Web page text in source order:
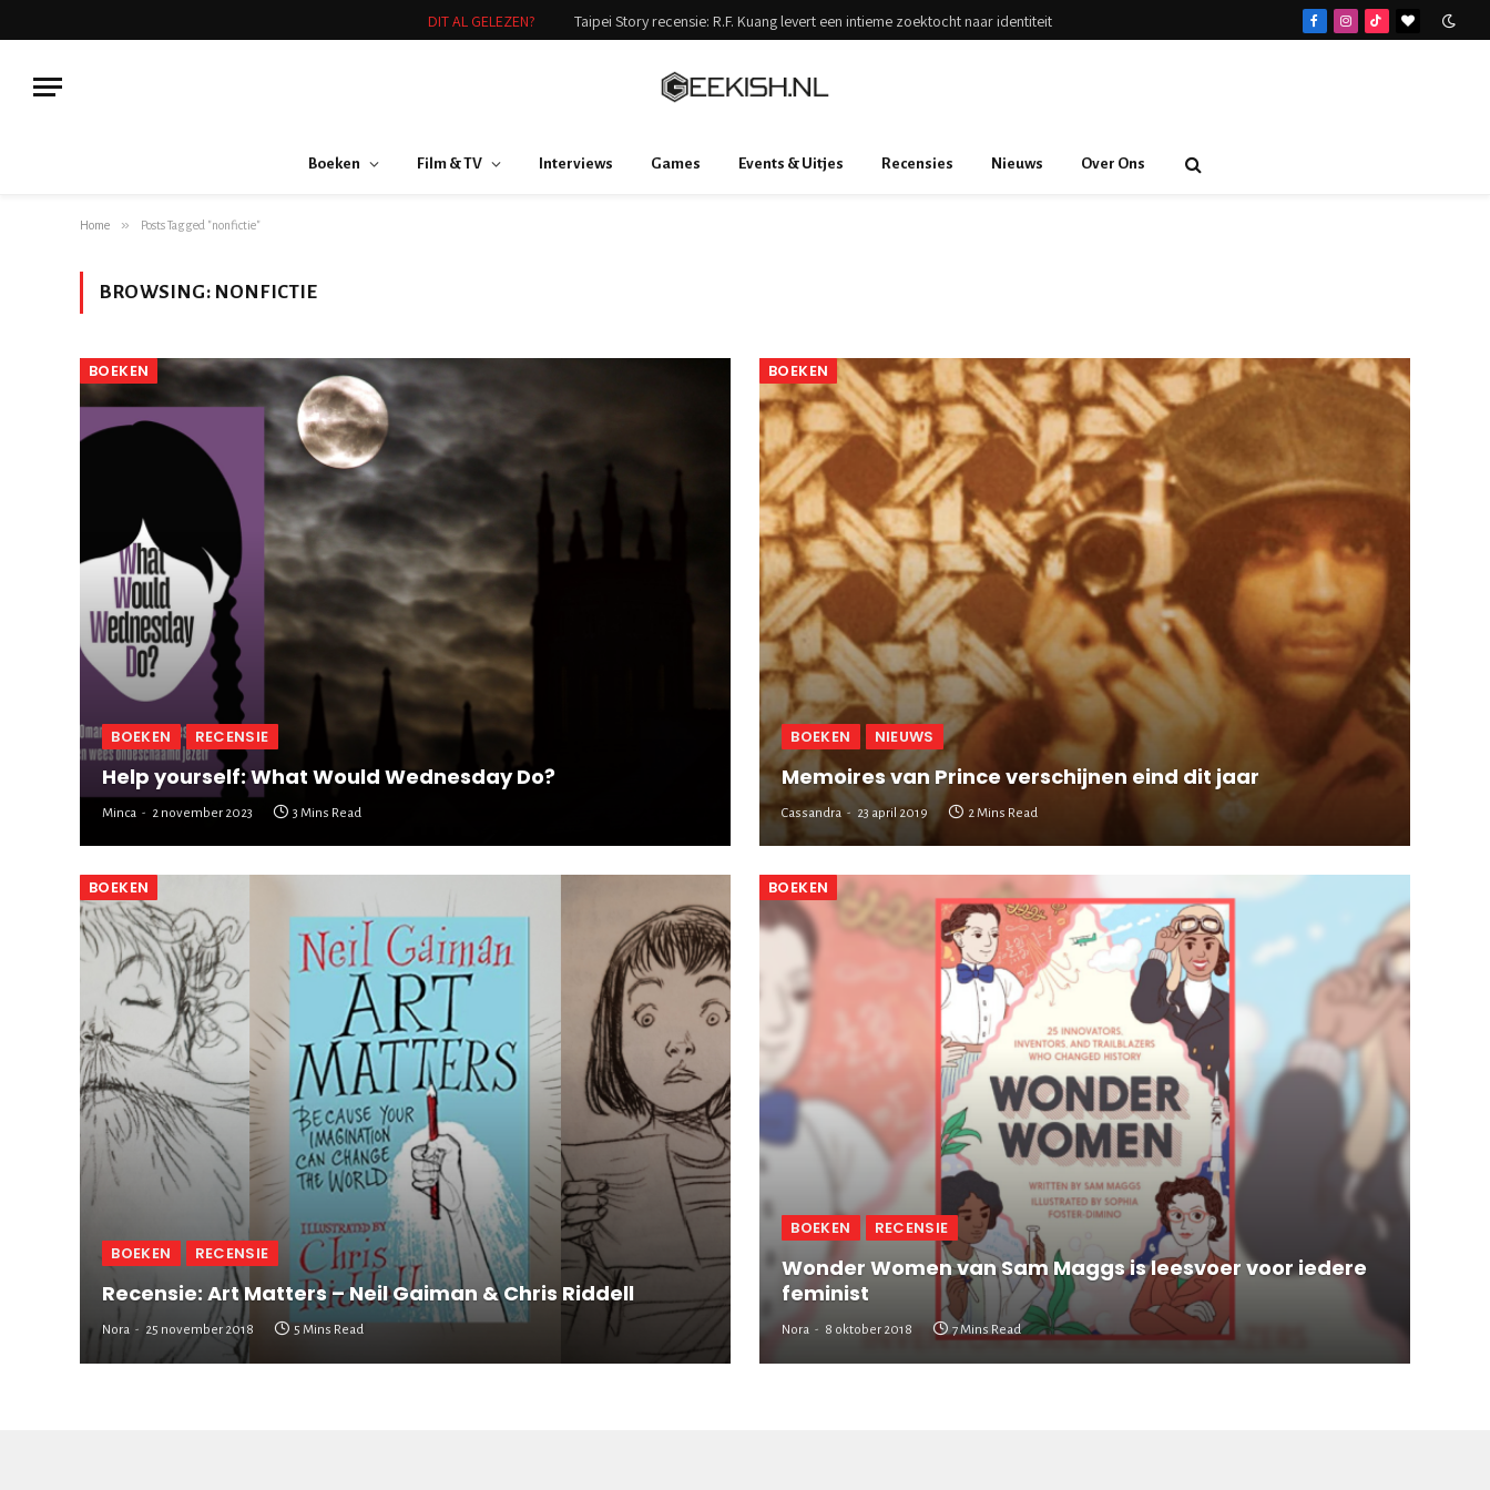
DIT AL GELEZEN? Taipei Story recensie: R.F. Kuang levert een intieme zoektocht naar identiteit FacebookInstagram
TikTokBlogLovin
Boeken Film & TV Interviews Games Events & Uitjes Recensies Nieuws Over Ons
Home » Posts Tagged "nonfictie"
BROWSING: NONFICTIE
BOEKEN
BOEKEN RECENSIE
Help yourself: What Would Wednesday Do?
Minca 2 november 2023 3 Mins Read
BOEKEN
BOEKEN NIEUWS
Memoires van Prince verschijnen eind dit jaar
Cassandra 23 april 2019 2 Mins Read
BOEKEN
BOEKEN RECENSIE
Recensie: Art Matters – Neil Gaiman & Chris Riddell
Nora 25 november 2018 5 Mins Read
BOEKEN
BOEKEN RECENSIE
Wonder Women van Sam Maggs is leesvoer voor iedere
feminist
Nora 8 oktober 2018 7 Mins Read